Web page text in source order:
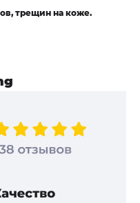
трещин на коже.
технологических
царапины, прожоги,